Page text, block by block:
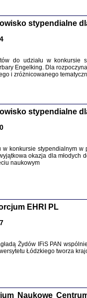
stypendialne
do udziału w
Engelking. Dla
i zróżnicowanego
stypendialne
w konkursie stypendialnym
okazja dla młodych
naukowym
EHRI PL
Żydów IFiS PAN
Łódzkiego tworza
Naukowe